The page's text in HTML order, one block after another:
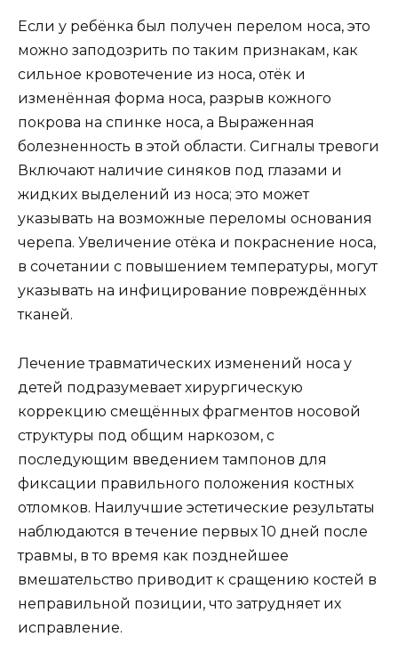
Если у ребёнка был получен перелом носа, это
можно заподозрить по таким признакам, как
сильное кровотечение из носа, отёк и
изменённая форма носа, разрыв кожного
покрова на спинке носа, а Выраженная
болезненность в этой области. Сигналы тревоги
Включают наличие синяков под глазами и
жидких выделений из носа; это может
указывать на возможные переломы основания
черепа. Увеличение отёка и покраснение носа,
в сочетании с повышением температуры, могут
указывать на инфицирование повреждённых
тканей.
Лечение травматических изменений носа у
детей подразумевает хирургическую
коррекцию смещённых фрагментов носовой
структуры под общим наркозом, с
последующим введением тампонов для
фиксации правильного положения костных
отломков. Наилучшие эстетические результаты
наблюдаются в течение первых 10 дней после
травмы, в то время как позднейшее
вмешательство приводит к сращению костей в
неправильной позиции, что затрудняет их
исправление.